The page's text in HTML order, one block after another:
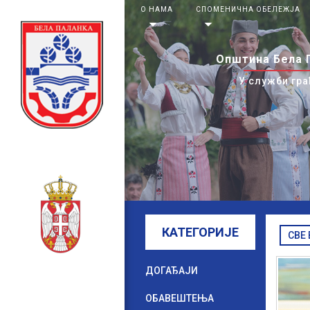
О НАМА
arrow_drop_down
СПОМЕНИЧНА ОБЕЛЕЖЈА
arrow_drop_down
Општина Бела
У служби
КАТЕГОРИЈЕ
ДОГАЂАЈИ
ОБАВЕШТЕЊА
СВЕ